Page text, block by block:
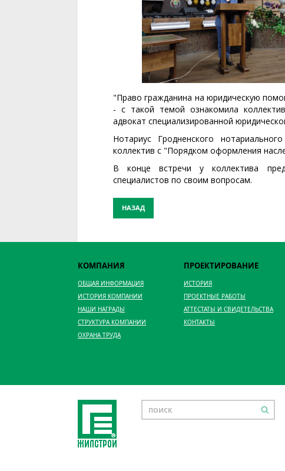
"Право гражданина на юридическую
- с такой темой ознакомила
адвокат специализированной
Нотариус Гродненского
коллектив с "Порядком оформления
В конце встречи у коллектива
специалистов по своим вопросам.
НАЗАД
КОМПАНИЯ
ОБЩАЯ ИНФОРМАЦИЯ
ИСТОРИЯ КОМПАНИИ
НАШИ НАГРАДЫ
СТРУКТУРА КОМПАНИИ
ОХРАНА ТРУДА
ПРОЕКТИРОВАНИЕ
ИСТОРИЯ
ПРОЕКТНЫЕ РАБОТЫ
АТТЕСТАТЫ И СВИДЕТЕЛЬСТВА
КОНТАКТЫ